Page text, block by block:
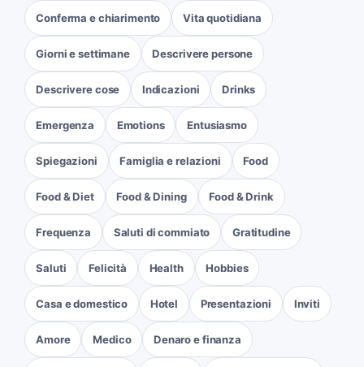
Conferma e chiarimento Vita quotidiana
Giorni e settimane Descrivere persone
Descrivere cose Indicazioni Drinks
Emergenza Emotions Entusiasmo
Spiegazioni Famiglia e relazioni Food
Food & Diet Food & Dining Food & Drink
Frequenza Saluti di commiato Gratitudine
Saluti Felicità Health Hobbies
Casa e domestico Hotel Presentazioni Inviti
Amore Medico Denaro e finanza